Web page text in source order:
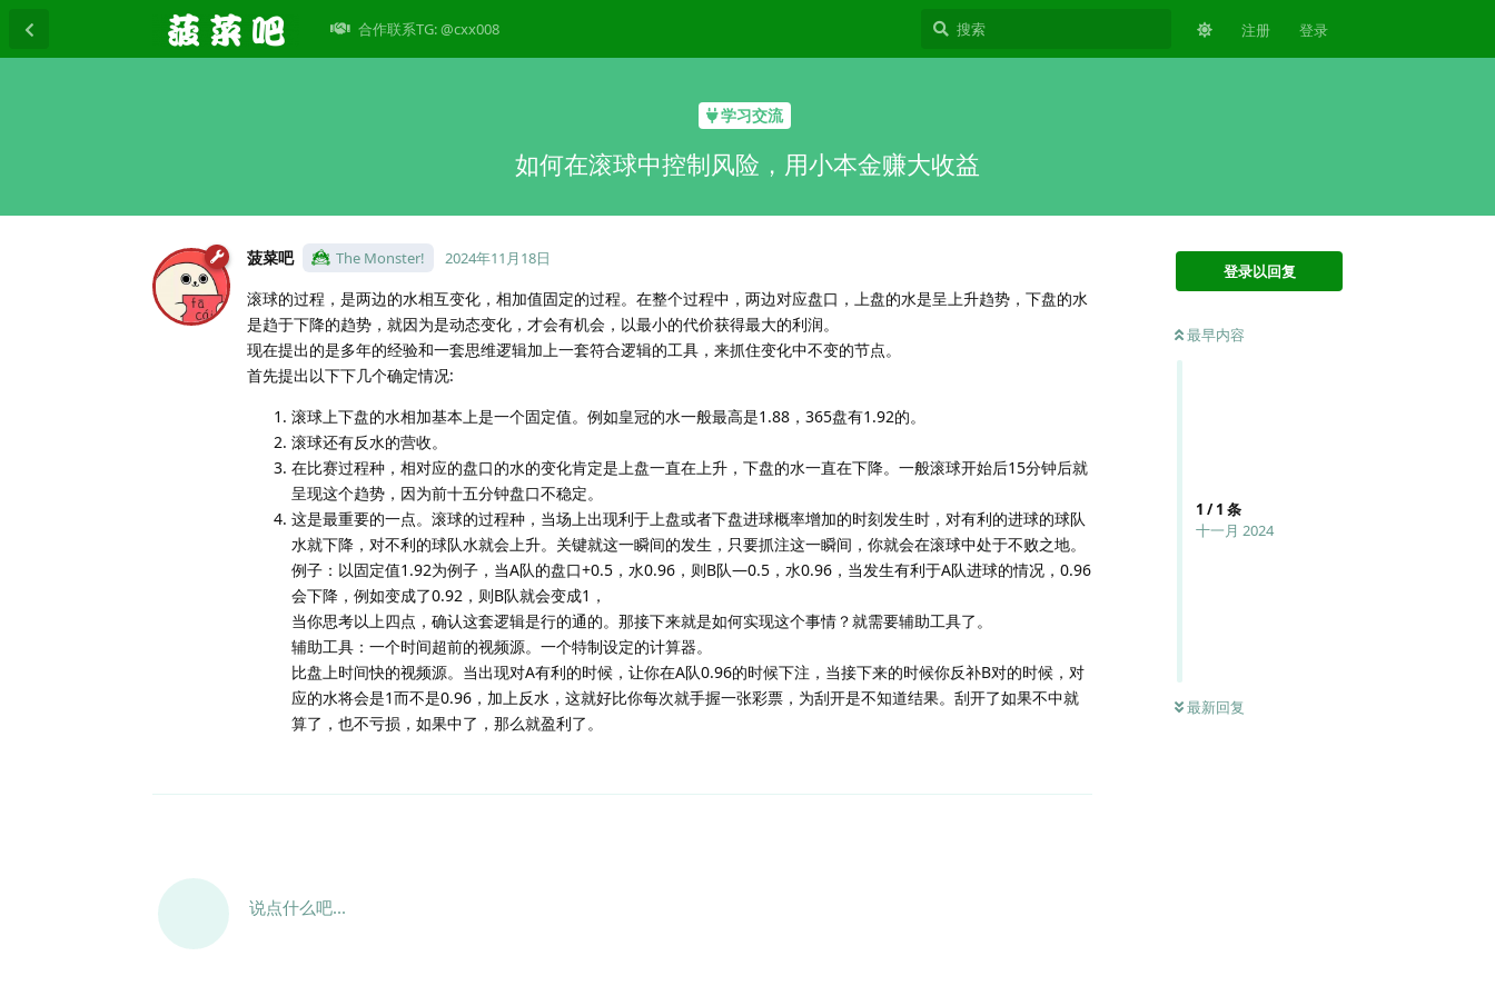
合作联系TG: @cxx008 注册 登录
学习交流
如何在滚球中控制风险，用小本金赚大收益
登录以回复
最早内容
1 /1 条
十一月 2024
最新回复
菠菜吧 The Monster! 2024年11月18日
滚球的过程，是两边的水相互变化，相加值固定的过程。在整个过程中，两边对应盘口，上盘的水是呈上升趋势，下盘的水
是趋于下降的趋势，就因为是动态变化，才会有机会，以最小的代价获得最大的利润。
现在提出的是多年的经验和一套思维逻辑加上一套符合逻辑的工具，来抓住变化中不变的节点。
首先提出以下下几个确定情况:
滚球上下盘的水相加基本上是一个固定值。例如皇冠的水一般最高是1.88，365盘有1.92的。
滚球还有反水的营收。
在比赛过程种，相对应的盘口的水的变化肯定是上盘一直在上升，下盘的水一直在下降。一般滚球开始后15分钟后就
呈现这个趋势，因为前十五分钟盘口不稳定。
这是最重要的一点。滚球的过程种，当场上出现利于上盘或者下盘进球概率增加的时刻发生时，对有利的进球的球队
水就下降，对不利的球队水就会上升。关键就这一瞬间的发生，只要抓注这一瞬间，你就会在滚球中处于不败之地。
例子：以固定值1.92为例子，当A队的盘口+0.5，水0.96，则B队—0.5，水0.96，当发生有利于A队进球的情况，0.96
会下降，例如变成了0.92，则B队就会变成1，
当你思考以上四点，确认这套逻辑是行的通的。那接下来就是如何实现这个事情？就需要辅助工具了。
辅助工具：一个时间超前的视频源。一个特制设定的计算器。
比盘上时间快的视频源。当出现对A有利的时候，让你在A队0.96的时候下注，当接下来的时候你反补B对的时候，对
应的水将会是1而不是0.96，加上反水，这就好比你每次就手握一张彩票，为刮开是不知道结果。刮开了如果不中就
算了，也不亏损，如果中了，那么就盈利了。
说点什么吧...